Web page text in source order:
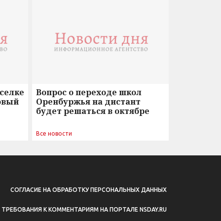
Вопрос о переходе школ
Оренбуржья на дистант
будет решаться в октябре
Все новости
СОГЛАСИЕ НА ОБРАБОТКУ ПЕРСОНАЛЬНЫХ ДАННЫХ
ТРЕБОВАНИЯ К КОММЕНТАРИЯМ НА ПОРТАЛЕ NSDAY.RU